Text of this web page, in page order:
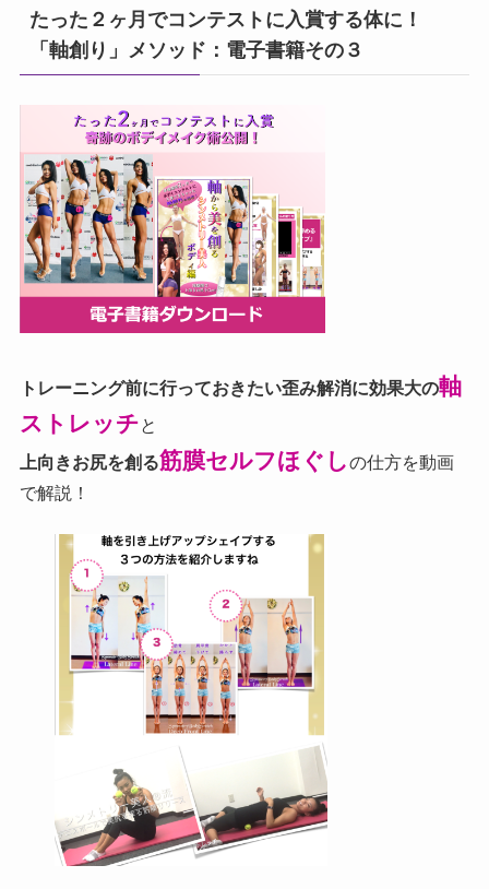
たった２ヶ月でコンテストに入賞する体に！
「軸創り」メソッド：電子書籍その３
トレーニング前に行っておきたい歪み解消に効果大の軸
ストレッチと
上向きお尻を創る筋膜セルフほぐしの仕方を動画
で解説！